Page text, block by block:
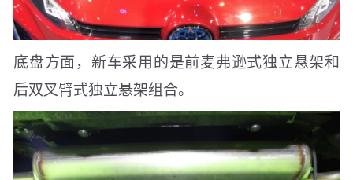
底盘方面，新车采用的是前麦弗逊式独立悬架和
后双叉臂式独立悬架组合。